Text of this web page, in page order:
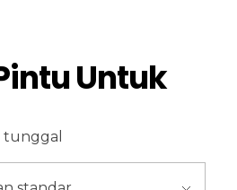
Untuk
tunggal